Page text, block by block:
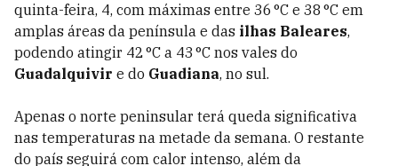
quinta-feira, 4, com máximas entre 36 °C e 38 °C em
amplas áreas da península e das ilhas Baleares,
podendo atingir 42 °C a 43 °C nos vales do
Guadalquivir e do Guadiana, no sul.
Apenas o norte peninsular terá queda significativa
nas temperaturas na metade da semana. O restante
do país seguirá com calor intenso, além da